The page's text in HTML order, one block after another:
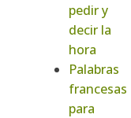
pedir y
decir la
hora
Palabras
francesas
para